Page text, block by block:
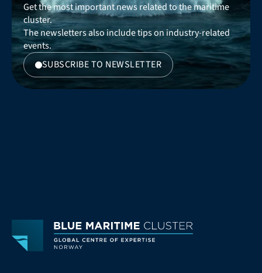
Get the most important news related to the maritime
cluster.
The newsletters also include tips on industry-related
events.
SUBSCRIBE TO NEWSLETTER